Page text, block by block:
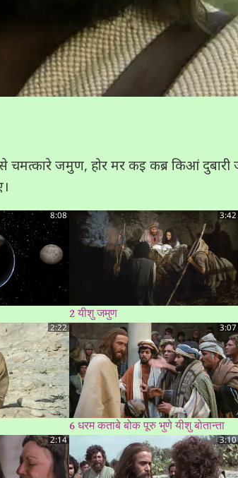
चमत्कारे जमुण, होर मर कइ कब्र किआं
8:08 3:42
2 यीशु जमुण
2:22 3:07
6 धरम कताबे बोक पूरु भुणे यीशु बोतान्‍ता
2:14 3:10